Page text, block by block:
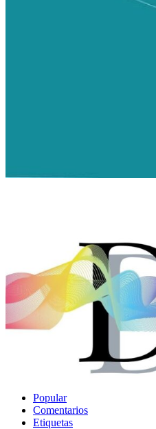
Popular
Comentarios
Etiquetas